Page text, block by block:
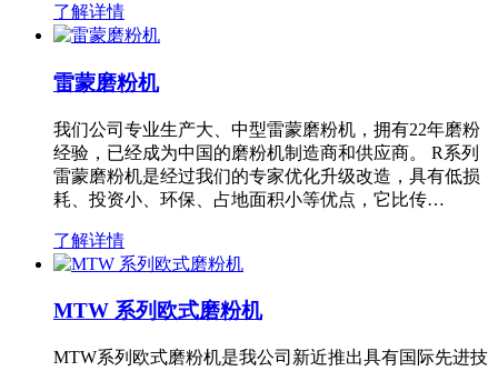
了解详情
雷蒙磨粉机
我们公司专业生产大、中型雷蒙磨粉机，拥有22年磨粉
经验，已经成为中国的磨粉机制造商和供应商。 R系列
雷蒙磨粉机是经过我们的专家优化升级改造，具有低损
耗、投资小、环保、占地面积小等优点，它比传…
了解详情
MTW 系列欧式磨粉机
MTW系列欧式磨粉机是我公司新近推出具有国际先进技